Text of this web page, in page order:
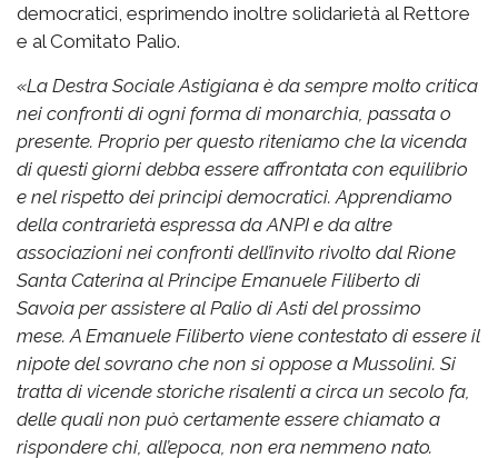
democratici, esprimendo inoltre solidarietà al Rettore
e al Comitato Palio.
«La Destra Sociale Astigiana è da sempre molto critica
nei confronti di ogni forma di monarchia, passata o
presente. Proprio per questo riteniamo che la vicenda
di questi giorni debba essere affrontata con equilibrio
e nel rispetto dei principi democratici. Apprendiamo
della contrarietà espressa da ANPI e da altre
associazioni nei confronti dell’invito rivolto dal Rione
Santa Caterina al Principe Emanuele Filiberto di
Savoia per assistere al Palio di Asti del prossimo
mese. A Emanuele Filiberto viene contestato di essere il
nipote del sovrano che non si oppose a Mussolini. Si
tratta di vicende storiche risalenti a circa un secolo fa,
delle quali non può certamente essere chiamato a
rispondere chi, all’epoca, non era nemmeno nato.